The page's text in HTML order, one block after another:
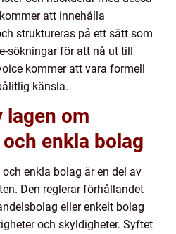
att innehålla
struktureras på ett sätt som
sökningar för att nå ut till
kommer att vara formell
känsla.
lagen om
enkla bolag
enkla bolag är en del av
Den reglerar förhållandet
eller enkelt bolag
och skyldigheter. Syftet